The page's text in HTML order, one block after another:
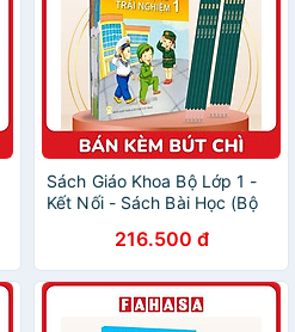
Sách Giáo Khoa Bộ Lớp 1 -
Kết Nối - Sách Bài Học (Bộ
216.500 đ